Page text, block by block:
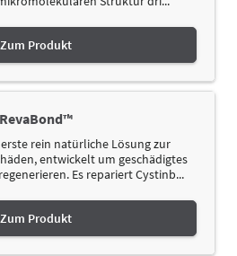
Zum Produkt
RevaBond™
rein natürliche Lösung zur
entwickelt um geschädigtes
Es repariert Cystinb...
Zum Produkt